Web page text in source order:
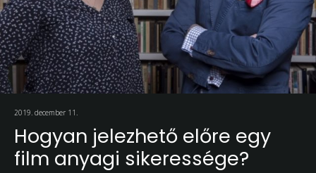
2019. december 11.
Hogyan jelezhető előre egy
film anyagi sikeressége?